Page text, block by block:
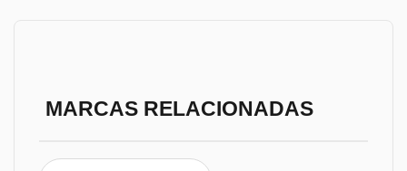
MARCAS RELACIONADAS